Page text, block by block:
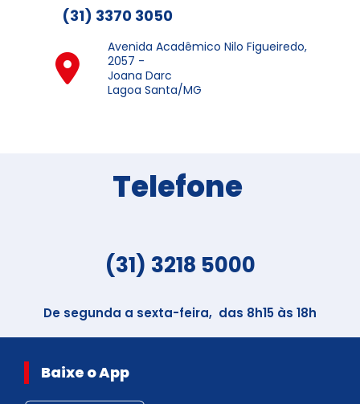
(31) 3370 3050
Avenida Acadêmico Nilo Figueiredo,
2057 -
Joana Darc
Lagoa Santa/MG
Telefone
(31) 3218 5000
De segunda a sexta-feira, das 8h15 às 18h
Baixe o App